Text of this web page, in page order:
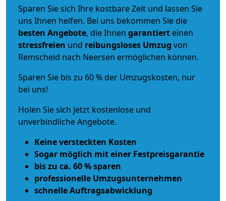
Sparen Sie sich Ihre kostbare Zeit und lassen Sie
uns Ihnen helfen. Bei uns bekommen Sie die
besten Angebote, die Ihnen garantiert einen
stressfreien und reibungsloses Umzug von
Remscheid nach Neersen ermöglichen können.
Sparen Sie bis zu 60 % der Umzugskosten, nur
bei uns!
Holen Sie sich jetzt kostenlose und
unverbindliche Angebote.
Keine versteckten Kosten
Sogar möglich mit einer Festpreisgarantie
bis zu ca. 60 % sparen
professionelle Umzugsunternehmen
schnelle Auftragsabwicklung